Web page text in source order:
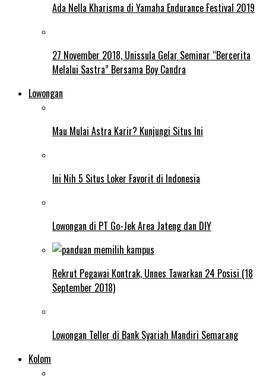
Ada Nella Kharisma di Yamaha Endurance Festival 2019
27 November 2018, Unissula Gelar Seminar “Bercerita
Melalui Sastra” Bersama Boy Candra
Lowongan
Mau Mulai Astra Karir? Kunjungi Situs Ini
Ini Nih 5 Situs Loker Favorit di Indonesia
Lowongan di PT Go-Jek Area Jateng dan DIY
Rekrut Pegawai Kontrak, Unnes Tawarkan 24 Posisi (18
September 2018)
Lowongan Teller di Bank Syariah Mandiri Semarang
Kolom